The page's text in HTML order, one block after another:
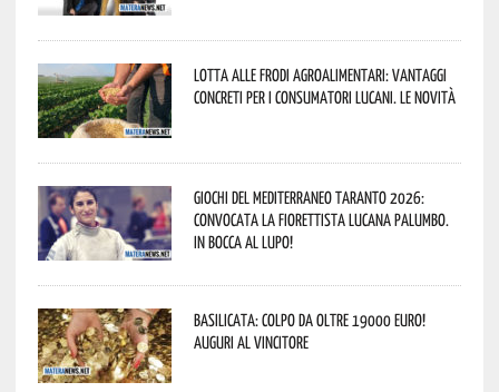
Lotta alle frodi agroalimentari: vantaggi
concreti per i consumatori lucani. Le novità
Giochi del Mediterraneo Taranto 2026:
convocata la fiorettista lucana Palumbo.
In bocca al lupo!
Basilicata: colpo da oltre 19000 Euro!
Auguri al vincitore